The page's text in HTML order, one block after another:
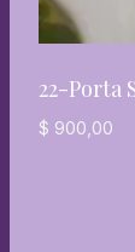
22-Porta
$ 900,00